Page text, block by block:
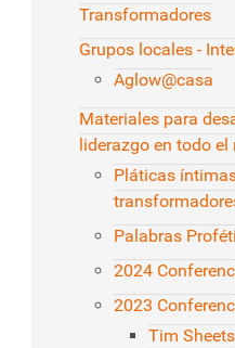
Transformadores
Grupos locales -
Aglow@casa
Materiales para
liderazgo en todo
Pláticas
Palabras
2024
2023
Tim